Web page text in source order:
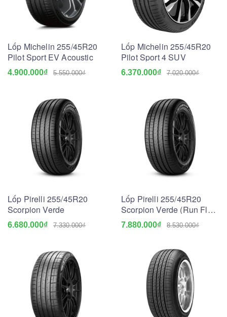
Lốp Michelin 255/45R20
Pilot Sport EV Acoustic
4.900.000₫ 5.550.000₫
Lốp Michelin 255/45R20
Pilot Sport 4 SUV
6.370.000₫ 7.020.000₫
Lốp Pirelli 255/45R20
Scorpion Verde
6.680.000₫ 7.330.000₫
Lốp Pirelli 255/45R20
Scorpion Verde (Run Flat
chống xịt)
7.880.000₫ 8.530.000₫